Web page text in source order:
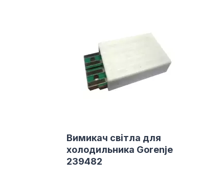
Вимикач світла для
холодильника Gorenje
239482